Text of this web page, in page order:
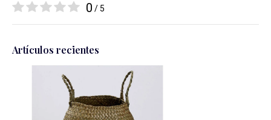
0 / 5
Artículos recientes